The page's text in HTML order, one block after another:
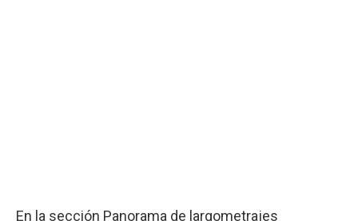
En la sección Panorama de largometrajes